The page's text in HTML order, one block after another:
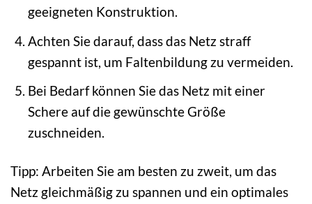
geeigneten Konstruktion.
Achten Sie darauf, dass das Netz straff
gespannt ist, um Faltenbildung zu vermeiden.
Bei Bedarf können Sie das Netz mit einer
Schere auf die gewünschte Größe
zuschneiden.
Tipp: Arbeiten Sie am besten zu zweit, um das
Netz gleichmäßig zu spannen und ein optimales